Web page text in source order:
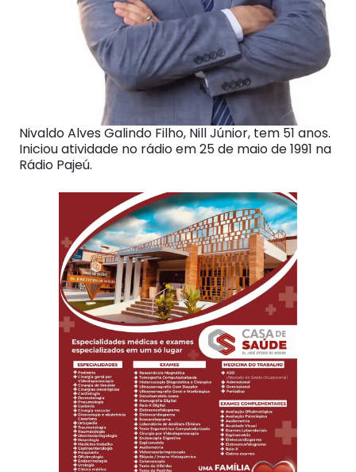
Nivaldo Alves Galindo Filho, Nill Júnior, tem 51 anos.
Iniciou atividade no rádio em 25 de maio de 1991 na
Rádio Pajeú.